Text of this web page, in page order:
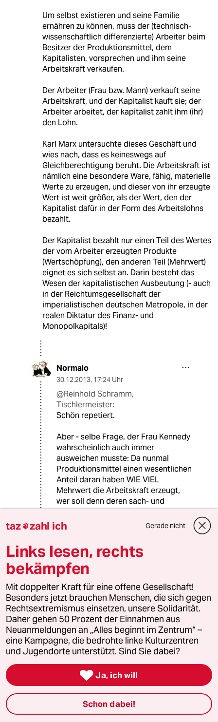
Um selbst existieren und seine Familie
ernähren zu können, muss der (technisch-
wissenschaftlich differenzierte) Arbeiter beim
Besitzer der Produktionsmittel, dem
Kapitalisten, vorsprechen und ihm seine
Arbeitskraft verkaufen.
Der Arbeiter (Frau bzw. Mann) verkauft seine
Arbeitskraft, und der Kapitalist kauft sie; der
Arbeiter arbeitet, der kapitalist zahlt ihm (ihr)
den Lohn.
Karl Marx untersuchte dieses Geschäft und
wies nach, dass es keineswegs auf
Gleichberechtigung beruht. Die Arbeitskraft ist
nämlich eine besondere Ware, fähig, materielle
Werte zu erzeugen, und dieser von ihr erzeugte
Wert ist weit größer, als der Wert, den der
Kapitalist dafür in der Form des Arbeitslohns
bezahlt.
Der Kapitalist bezahlt nur einen Teil des Wertes
der vom Arbeiter erzeugten Produkte
(Wertschöpfung), den anderen Teil (Mehrwert)
eignet es sich selbst an. Darin besteht das
Wesen der kapitalistischen Ausbeutung (- auch
in der Reichtumsgesellschaft der
imperialistischen deutschen Metropole, in der
realen Diktatur des Finanz- und
Monopolkapitals)!
Normalo
30.12.2013, 17:24 Uhr
@Reinhold Schramm,
Tischlermeister:
Schön repetiert.
Aber - selbe Frage, der Frau Kennedy
wahrscheinlich auch immer
ausweichen musste: Da nunmal
Produktionsmittel einen wesentlichen
Anteil daran haben WIE VIEL
Mehrwert die Arbeitskraft erzeugt,
wer soll denn deren sach- und
marktgerechte Bereitstellung und
Erhaltung gewährleisten (wollen),
wenn er daraus keine Wertschöpfung
Die Staatsmacht (als vermeintlich
altruistsiche Autorität) hat bei dieser
Aufgabe bislang stets kläglich
versagt, weil sie
a) zwar der Zweckbestimmung nach
altruistisch, aber auf individueller
Ebene eben doch nicht von Altruisten
gelenkt ist und
b) sich bei ihr zur Bereitstellung der
Produktionsmittel zwangsläufig auch
der Kontrollanspruch über ihre
gemeinschaftsförderliche Nutzung
(und nötigenfalls deren repressive
taz zahl ich Gerade nicht
Links lesen, rechts
bekämpfen
Mit doppelter Kraft für eine offene Gesellschaft!
Besonders jetzt brauchen Menschen, die sich gegen
Rechtsextremismus einsetzen, unsere Solidarität.
Daher gehen 50 Prozent der Einnahmen aus
Neuanmeldungen an „Alles beginnt im Zentrum“ –
eine Kampagne, die bedrohte linke Kulturzentren
und Jugendorte unterstützt. Sind Sie dabei?
 Ja, ich will
Schon dabei!